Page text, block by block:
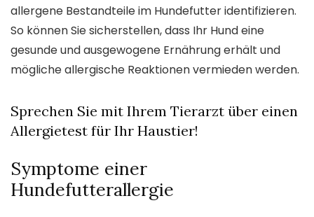
allergene Bestandteile im Hundefutter identifizieren.
So können Sie sicherstellen, dass Ihr Hund eine
gesunde und ausgewogene Ernährung erhält und
mögliche allergische Reaktionen vermieden werden.
Sprechen Sie mit Ihrem Tierarzt über einen
Allergietest für Ihr Haustier!
Symptome einer
Hundefutterallergie